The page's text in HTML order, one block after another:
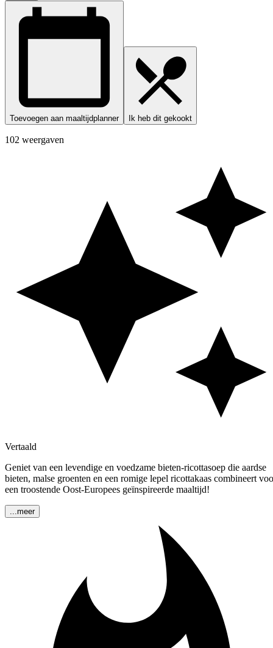
Toevoegen aan maaltijdplanner Ik heb dit gekookt
102 weergaven
Vertaald
Geniet van een levendige en voedzame bieten-ricottasoep die aardse
bieten, malse groenten en een romige lepel ricottakaas combineert
een troostende Oost-Europees geïnspireerde maaltijd!
...meer